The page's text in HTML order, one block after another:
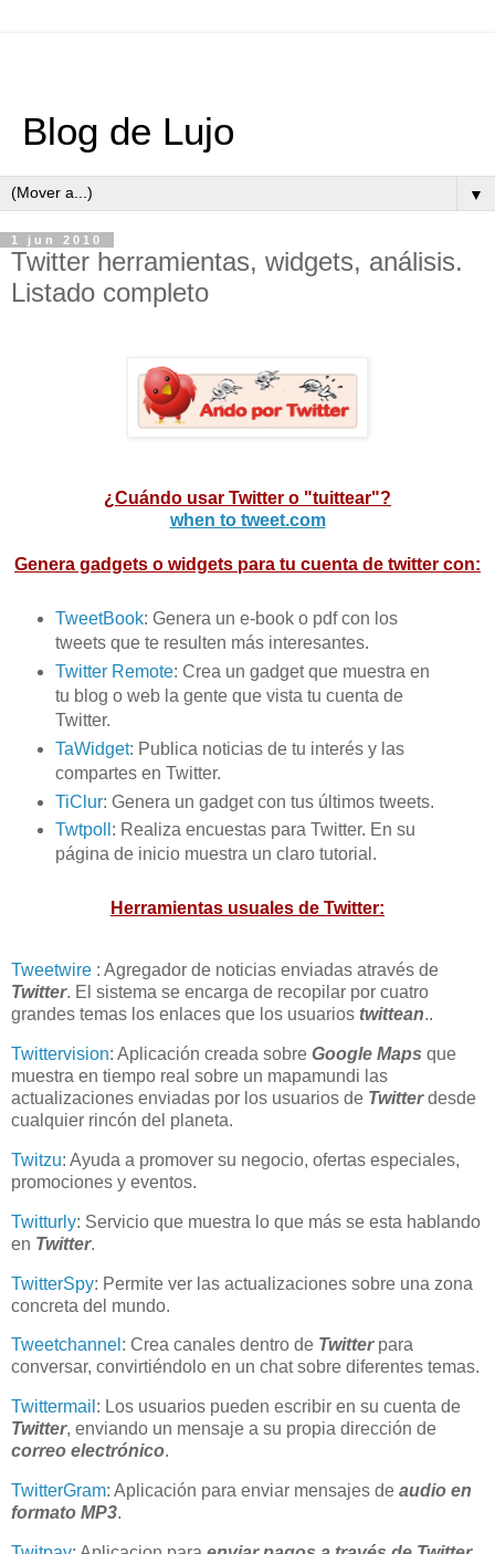
Blog de Lujo
▼
1 jun 2010
Twitter herramientas, widgets, análisis.
Listado completo
¿Cuándo usar Twitter o "tuittear"?
when to tweet.com
Genera gadgets o widgets para tu cuenta de twitter con:
TweetBook: Genera un e-book o pdf con los
tweets que te resulten más interesantes.
Twitter Remote: Crea un gadget que muestra en
tu blog o web la gente que vista tu cuenta de
Twitter.
TaWidget: Publica noticias de tu interés y las
compartes en Twitter.
TiClur: Genera un gadget con tus últimos tweets.
Twtpoll : Realiza encuestas para Twitter. En su
página de inicio muestra un claro tutorial.
Herramientas usuales de Twitter:
Tweetwire : Agregador de noticias enviadas através de
Twitter. El sistema se encarga de recopilar por cuatro
grandes temas los enlaces que los usuarios twittean..
Twittervision: Aplicación creada sobre Google Maps que
muestra en tiempo real sobre un mapamundi las
actualizaciones enviadas por los usuarios de Twitterdesde
cualquier rincón del planeta.
Twitzu: Ayuda a promover su negocio, ofertas especiales,
promociones y eventos.
Twitturly: Servicio que muestra lo que más se esta hablando
en Twitter.
TwitterSpy: Permite ver las actualizaciones sobre una zona
concreta del mundo.
Tweetchannel : Crea canales dentro de Twitterpara
conversar, convirtiéndolo en un chat sobre diferentes temas.
Twittermail : Los usuarios pueden escribir en su cuenta de
Twitter, enviando un mensaje a su propia dirección de
correo electrónico.
TwitterGram: Aplicación para enviar mensajes de audio en
formato MP3.